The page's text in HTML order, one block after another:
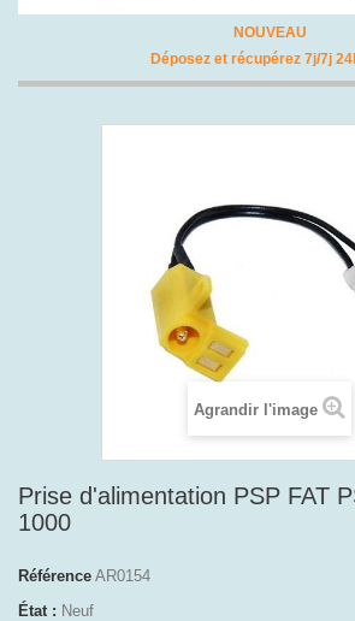
NOUVEAU
Déposez et récupérez 7j/7j
Agrandir l'image
Prise d'alimentation PSP FAT
1000
Référence AR0154
État : Neuf